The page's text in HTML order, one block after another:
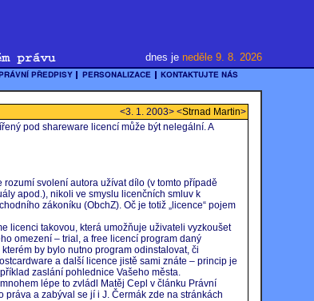
dnes je neděle 9. 8. 2026
<3. 1. 2003> <Strnad Martin>
pod shareware licencí může být nelegální. A
svolení autora užívat dílo (v tomto případě
apod.), nikoli ve smyslu licenčních smluv k
zákoníku (ObchZ). Oč je totiž „licence“ pojem
licenci takovou, která umožňuje uživateli vyzkoušet
omezení – trial, a free licencí program daný
by bylo nutno program odinstalovat, či
a další licence jistě sami znáte – princip je
zaslání pohlednice Vašeho města.
lépe to zvládl Matěj Cepl v článku Právní
a zabýval se jí i J. Čermák zde na stránkách